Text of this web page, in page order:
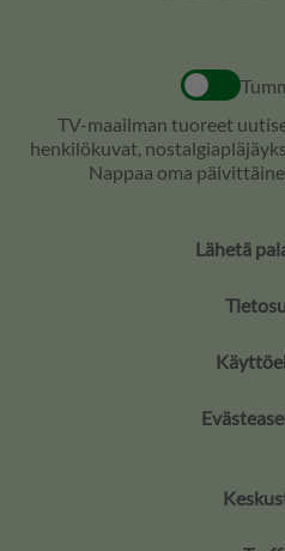
TV-maailman tuoreet
henkilökuvat,
Nappaa oma
Lähetä